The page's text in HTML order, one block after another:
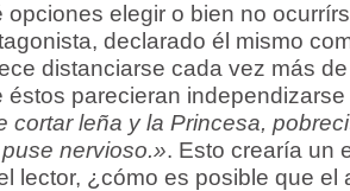
opciones elegir o bien no
declarado él mismo
distanciarse cada vez más
éstos parecieran
cortar leña y la Princesa,
nervioso.». Esto crearía un
lector, ¿cómo es posible que el